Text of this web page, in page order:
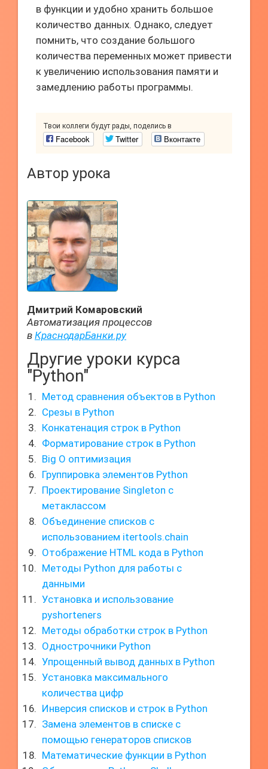
в функции и удобно хранить большое
количество данных. Однако, следует
помнить, что создание большого
количества переменных может привести
к увеличению использования памяти и
замедлению работы программы.
Твои коллеги будут рады, поделись в
Facebook Twitter Вконтакте
Автор урока
Дмитрий Комаровский
Автоматизация процессов
в КраснодарБанки.ру
Другие уроки курса
"Python"
Метод сравнения объектов в Python
Срезы в Python
Конкатенация строк в Python
Форматирование строк в Python
Big O оптимизация
Группировка элементов Python
Проектирование Singleton с
метаклассом
Объединение списков с
использованием itertools.chain
Отображение HTML кода в Python
Методы Python для работы с
данными
Установка и использование
pyshorteners
Методы обработки строк в Python
Однострочники Python
Упрощенный вывод данных в Python
Установка максимального
количества цифр
Инверсия списков и строк в Python
Замена элементов в списке с
помощью генераторов списков
Математические функции в Python